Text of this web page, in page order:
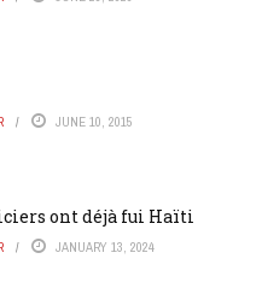
JUNE 10, 2015
ont déjà fui Haïti
JANUARY 13, 2024